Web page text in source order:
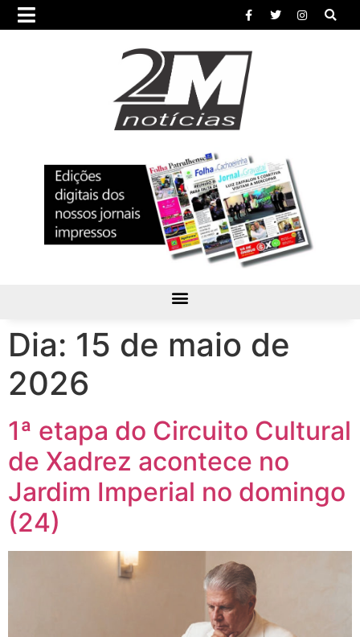
Dia: 15 de maio de
2026
1ª etapa do Circuito Cultural
de Xadrez acontece no
Jardim Imperial no domingo
(24)